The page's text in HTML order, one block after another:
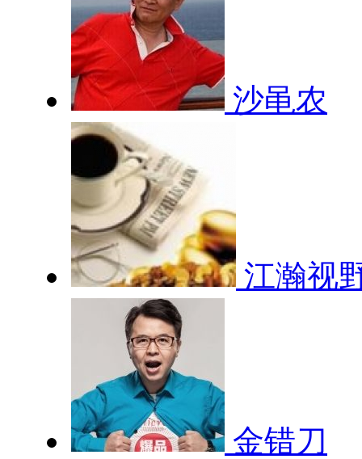
沙黾农
江瀚视
金错刀